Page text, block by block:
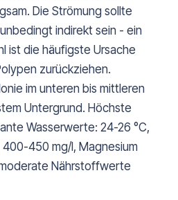
Die Strömung sollte
indirekt sein - ein
ist die häufigste Ursache
zurückziehen.
im unteren bis mittleren
Untergrund. Höchste
Wasserwerte: 24-26 °C,
400-450 mg/l, Magnesium
Nährstoffwerte